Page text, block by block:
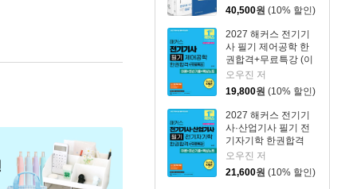
40,500원 (10% 할인)
2027 해커스 전기기
사 필기 제어공학 한
권합격+무료특강 (이
론+최신기출+핵심노
트)
오우진 저
19,800원 (10% 할인)
2027 해커스 전기기
사·산업기사 필기 전
기자기학 한권합격
+무료특강 (이론+최
신기출+핵심노트)
오우진 저
21,600원 (10% 할인)